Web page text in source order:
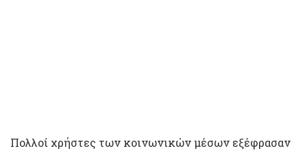
Πολλοί χρήστες των κοινωνικών μέσων εξέφρασαν